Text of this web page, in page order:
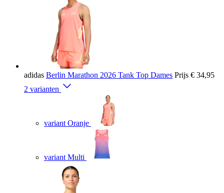
adidas Berlin Marathon 2026 Tank Top Dames Prijs € 34,95
2 varianten
variant Oranje
variant Multi